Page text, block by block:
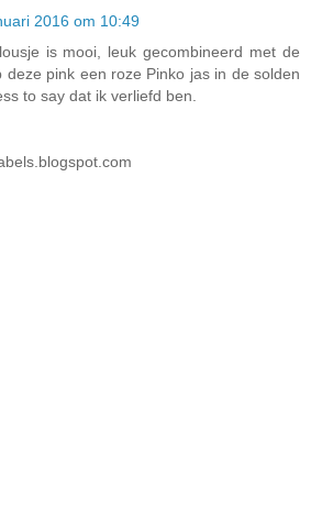
2016 om 10:49
is mooi, leuk gecombineerd met de
deze pink een roze Pinko jas in de solden
to say dat ik verliefd ben.